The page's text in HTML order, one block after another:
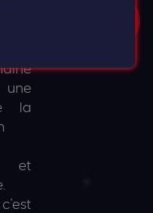
une
la
et